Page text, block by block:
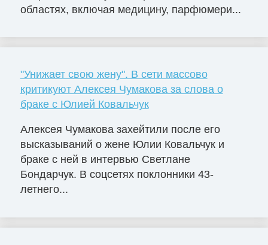
областях, включая медицину, парфюмери...
"Унижает свою жену". В сети массово
критикуют Алексея Чумакова за слова о
браке с Юлией Ковальчук
Алексея Чумакова захейтили после его
высказываний о жене Юлии Ковальчук и
браке с ней в интервью Светлане
Бондарчук. В соцсетях поклонники 43-
летнего...